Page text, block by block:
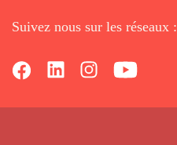
Suivez nous sur les réseaux :